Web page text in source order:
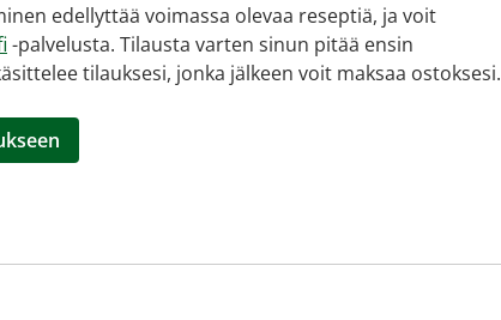
edellyttää voimassa olevaa reseptiä, ja voit
-palvelusta. Tilausta varten sinun pitää ensin
tilauksesi, jonka jälkeen voit maksaa ostoksesi.